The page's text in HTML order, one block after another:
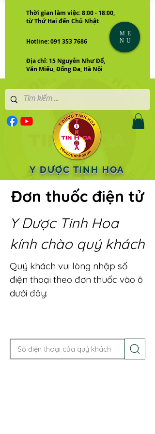
Thời gian làm việc: 8:00 - 18:00,
từ Thứ Hai đến Chủ Nhật
Hotline: 091 353 7686
Địa chỉ: 15 Nguyễn Như Đổ,
Văn Miếu, Đống Đa, Hà Nội
Y DƯỢC TINH HOA
ME
NU
Đơn thuốc điện tử
Y Dược Tinh Hoa
kính chào quý khách
Quý khách vui lòng nhập số
điện thoại theo đơn thuốc vào ô
dưới đây: